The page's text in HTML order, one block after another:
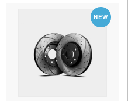
NEW